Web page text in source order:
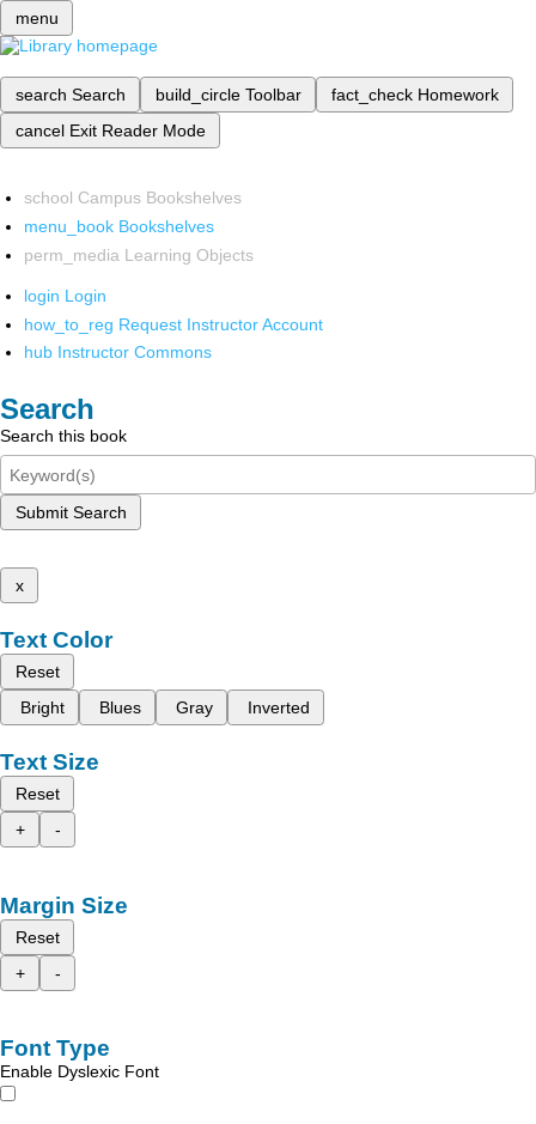
menu
search Search build_circle Toolbar fact_check Homework
cancel Exit Reader Mode
school Campus Bookshelves
menu_book Bookshelves
perm_media Learning Objects
login Login
how_to_reg Request Instructor Account
hub Instructor Commons
Search
Search this book
Submit Search
x
Text Color
Reset
Bright
Blues Gray Inverted
Text Size
Reset
+
-
Margin Size
Reset
+
-
Font Type
Enable Dyslexic Font